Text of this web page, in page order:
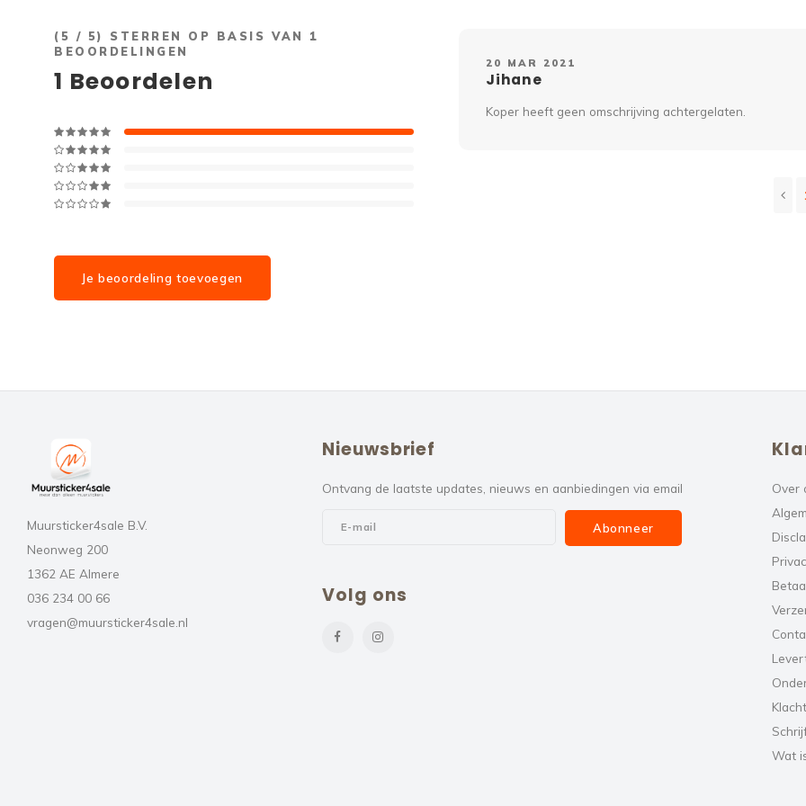
( 5 / 5) STERREN OP BASIS VAN 1
BEOORDELINGEN
1 Beoordelen
Je beoordeling toevoegen
20 MAR 2021
Jihane
Koper heeft geen omschrijving achtergelaten.
Muursticker4sale B.V.
Neonweg 200
1362 AE Almere
036 234 00 66
vragen@muursticker4sale.nl
Nieuwsbrief
Ontvang de laatste updates, nieuws en aanbiedingen via email
Abonneer
Volg ons
Over
Wat